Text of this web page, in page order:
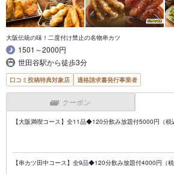
大阪伝統の味！二度付け禁止の名物串カツ
1501～2000円
世田谷駅から徒歩3分
口コミ投稿特典対象店 適格請求書発行事業者
クーポン
【大阪満喫コース】全11品◆120分飲み放題付5000円（税
【串カツ田中コース】全9品◆120分飲み放題付4000円（税